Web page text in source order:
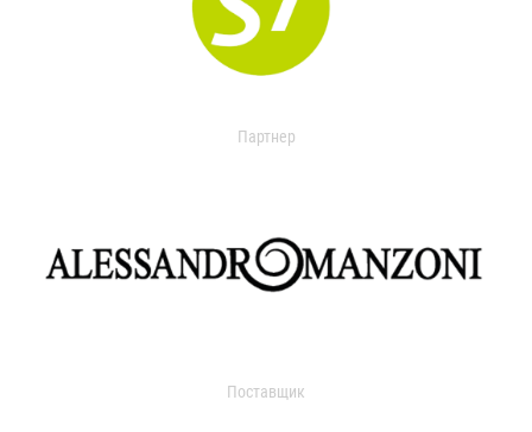
Партнер
Поставщик